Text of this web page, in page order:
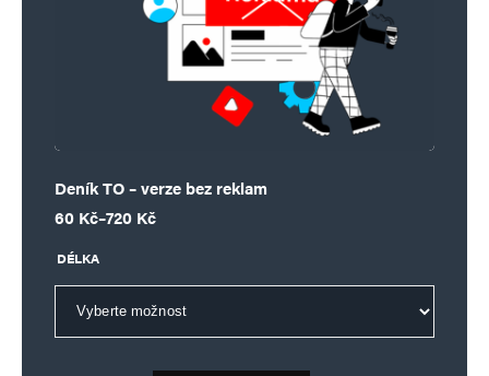
Deník TO – verze bez reklam
60 Kč–720 Kč
Rozpětí cen: 60 Kč až 720 Kč
DÉLKA